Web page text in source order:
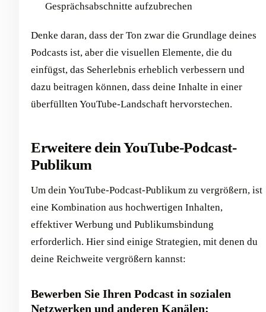
Gesprächsabschnitte aufzubrechen
Denke daran, dass der Ton zwar die Grundlage deines
Podcasts ist, aber die visuellen Elemente, die du
einfügst, das Seherlebnis erheblich verbessern und
dazu beitragen können, dass deine Inhalte in einer
überfüllten YouTube-Landschaft hervorstechen.
Erweitere dein YouTube-Podcast-
Publikum
Um dein YouTube-Podcast-Publikum zu vergrößern, ist
eine Kombination aus hochwertigen Inhalten,
effektiver Werbung und Publikumsbindung
erforderlich. Hier sind einige Strategien, mit denen du
deine Reichweite vergrößern kannst:
Bewerben Sie Ihren Podcast in sozialen
Netzwerken und anderen Kanälen: